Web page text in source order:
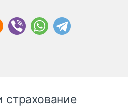
страхование